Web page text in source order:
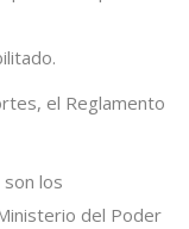
el Reglamento
los
del Poder